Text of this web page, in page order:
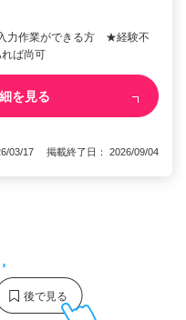
力作業ができる方 ★経験不
ば尚可
を見る
03/17 掲載終了日： 2026/09/04